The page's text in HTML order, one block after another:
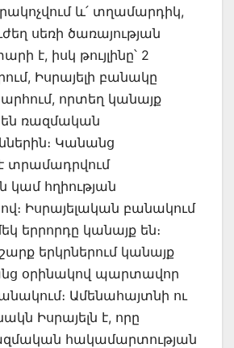
և՛ տղամարդիկ,
սեռի ծառայության
է, իսկ թույլինը՝ 2
Իսրայելի բանակը
որտեղ կանայք
ռազմական
Կանանց
տրամադրվում
կամ հղիության
Իսրայելական բանակում
երրորդը կանայք են։
երկրներում կանայք
օրինակով պարտավոր
Ամենահայտնի ու
Իսրայելն է, որը
հակամարտության